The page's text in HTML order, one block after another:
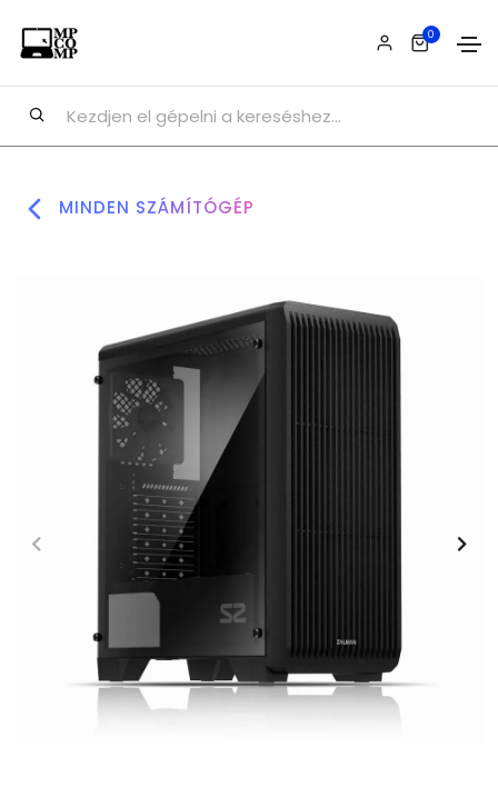
0
MINDEN SZÁMÍTÓGÉP